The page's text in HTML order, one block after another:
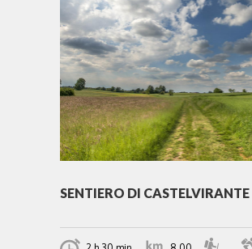
SENTIERO DI CASTELVIRANTE